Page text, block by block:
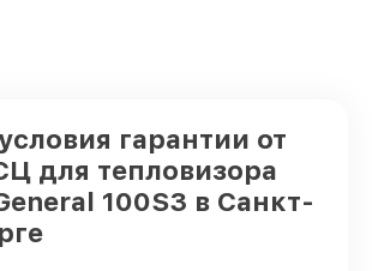
гарантии от
для тепловизора
100S3 в Санкт-